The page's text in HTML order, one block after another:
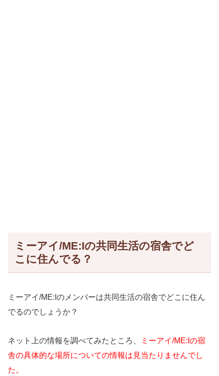
ミーアイ/ME:Iの共同生活の宿舎でど
こに住んでる？
ミーアイ/ME:Iのメンバーは共同生活の宿舎でどこに住ん
でるのでしょうか？
ネット上の情報を調べてみたところ、
ミーアイ/ME:Iの宿
舎の具体的な場所についての情報は見当たりませんでし
た。